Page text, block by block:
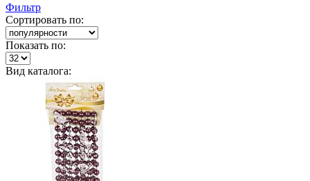
Фильтр
Сортировать по:
Показать по:
Вид каталога: